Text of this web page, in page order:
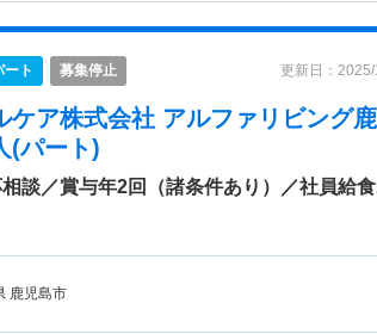
ート 募集停止 更新日：
ケア株式会社 アルファリビング
(パート)
相談／賞与年2回（諸条件あり）／社員給
鹿児島市